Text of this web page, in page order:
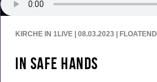
KIRCHE IN 1LIVE | 08.03.2023 | FLOATEND
In safe hands